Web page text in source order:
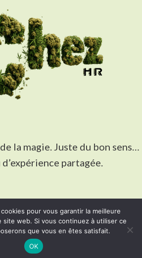
la magie. Juste du bon sens…
partagée.
quelques erreurs de débutant,
site aura fait son job.
pour vous garantir la meilleure
site web. Si vous continuez à utiliser ce
que vous en êtes satisfait.
OK